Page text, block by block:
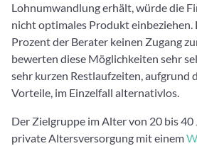
Lohnumwandlung erhält, würde die
nicht optimales Produkt einbeziehen.
Prozent der Berater keinen Zugang
bewerten diese Möglichkeiten sehr
sehr kurzen Restlaufzeiten, aufgrund
Vorteile, im Einzelfall alternativlos.
Der Zielgruppe im Alter von 20 bis 40
private Altersversorgung mit einem